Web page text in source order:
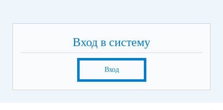
Вход в систему
Вход